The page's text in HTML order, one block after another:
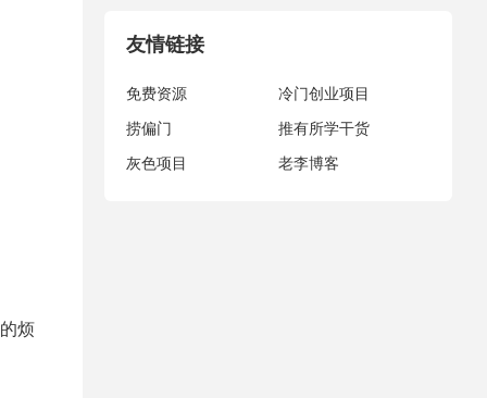
烦
友情链接
免费资源
冷门创业项目
捞偏门
推有所学干货
灰色项目
老李博客